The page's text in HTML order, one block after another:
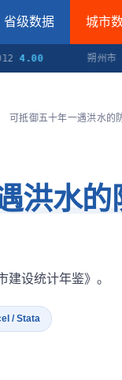
省级数据 城市
朔州市 2012
可抵御五十年一遇洪水的
洪水的
设统计年鉴》。
/ Stata